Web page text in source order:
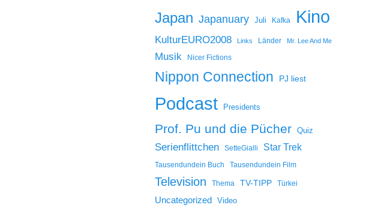
Japan Japanuary Juli Kafka Kino
KulturEURO2008 Links Länder Mr. Lee And Me
Musik Nicer Fictions
Nippon Connection PJ liest
Podcast Presidents
Prof. Pu und die Pücher Quiz
Serienflittchen SetteGialli Star Trek
Tausendundein Buch Tausendundein Film
Television Thema TV-TIPP Türkei
Uncategorized Video